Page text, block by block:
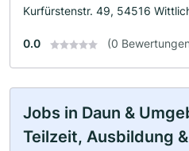
Kurfürstenstr. 49, 54516
0.0 (0
Jobs in Daun &
Teilzeit, Ausbildung